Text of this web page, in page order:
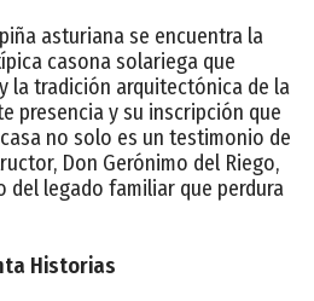
asturiana se encuentra la
casona solariega que
la tradición arquitectónica de la
presencia y su inscripción que
no solo es un testimonio de
Don Gerónimo del Riego,
del legado familiar que perdura
Historias